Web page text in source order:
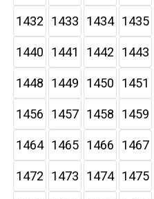
1432 1433 1434 1435
1440 1441 1442 1443
1448 1449 1450 1451
1456 1457 1458 1459
1464 1465 1466 1467
1472 1473 1474 1475